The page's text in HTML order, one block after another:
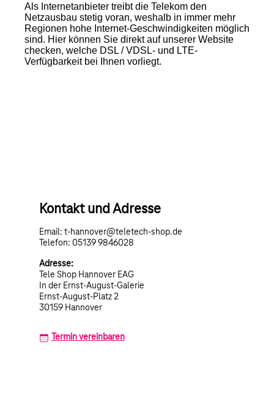
Als Internetanbieter treibt die Telekom den
Netzausbau stetig voran, weshalb in immer mehr
Regionen hohe Internet-Geschwindigkeiten möglich
sind. Hier können Sie direkt auf unserer Website
checken, welche DSL / VDSL- und LTE-
Verfügbarkeit bei Ihnen vorliegt.
Kontakt und Adresse
Email: t-hannover@teletech-shop.de
Telefon: 05139 9846028
Adresse:
Tele Shop Hannover EAG
In der Ernst-August-Galerie
Ernst-August-Platz 2
30159 Hannover
Termin vereinbaren